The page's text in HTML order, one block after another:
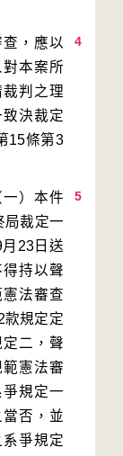
4
，應以
本案所
判之理
決裁定
15條第3
5
）本件
局裁定一
23日送
持以聲
法審查
款規定定
二，聲
憲法審
規定一
否，並
爭規定